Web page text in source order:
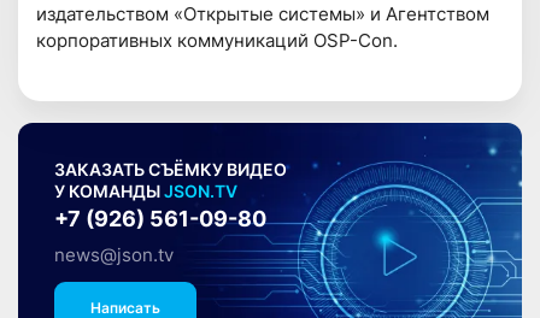
издательством «Открытые системы» и Агентством
корпоративных коммуникаций OSP-Con.
ЗАКАЗАТЬ СЪЁМКУ ВИДЕО
У КОМАНДЫJSON.TV
+7 (926) 561-09-80
news@json.tv
Написать